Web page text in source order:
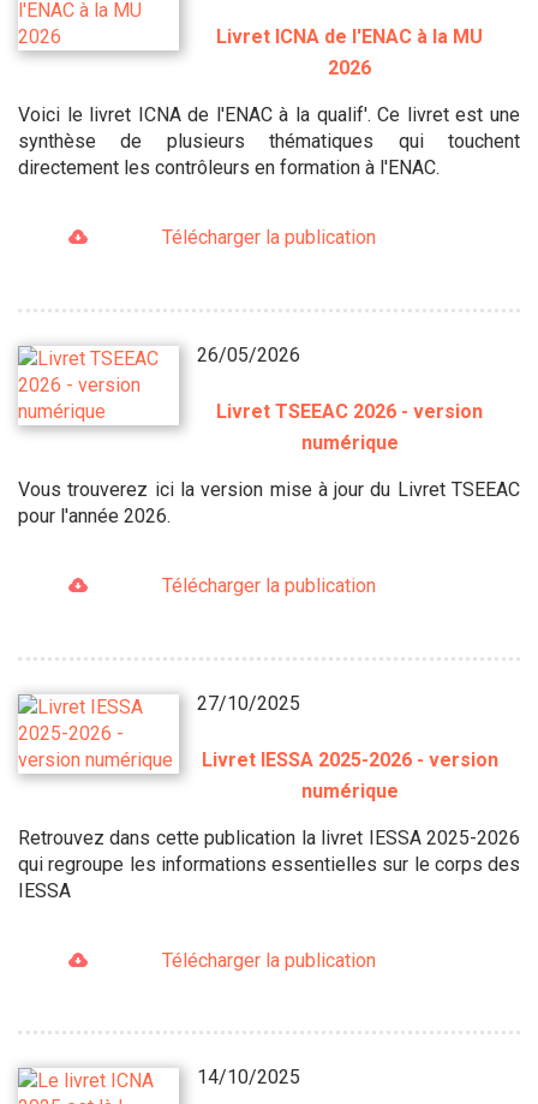
Livret ICNA de l'ENAC à la MU
2026
Voici le livret ICNA de l'ENAC à la qualif'. Ce livret est une
synthèse de plusieurs thématiques qui touchent
directement les contrôleurs en formation à l'ENAC.
Télécharger la publication
26/05/2026
Livret TSEEAC 2026 - version
numérique
Vous trouverez ici la version mise à jour du Livret TSEEAC
pour l'année 2026.
Télécharger la publication
27/10/2025
Livret IESSA 2025-2026 - version
numérique
Retrouvez dans cette publication la livret IESSA 2025-2026
qui regroupe les informations essentielles sur le corps des
IESSA
Télécharger la publication
14/10/2025